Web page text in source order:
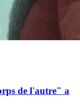
de l'autre" a